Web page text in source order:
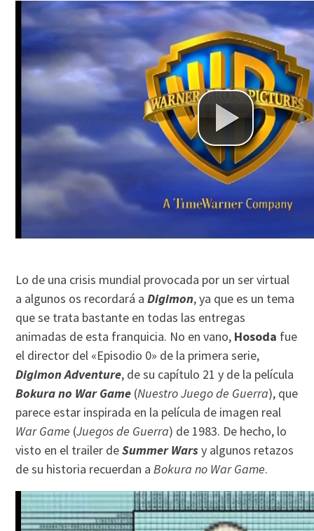
Lo de una crisis mundial provocada por un ser virtual
a algunos os recordará aDigimon, ya que es un tema
que se trata bastante en todas las entregas
animadas de esta franquicia. No en vano, Hosoda fue
el director del «Episodio 0» de la primera serie,
Digimon Adventure, de su capítulo 21 y de la película
Bokura no War Game (Nuestro Juego de Guerra), que
parece estar inspirada en la película de imagen real
War Game (Juegos de Guerra) de 1983. De hecho, lo
visto en el trailer deSummer Warsy algunos retazos
de su historia recuerdan aBokura no War Game.